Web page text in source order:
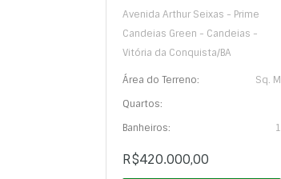
Avenida Arthur Seixas - Prime
Candeias Green - Candeias -
Vitória da Conquista/BA
Área do Terreno:
Sq. M
Quartos:
Banheiros:
1
R$420.000,00